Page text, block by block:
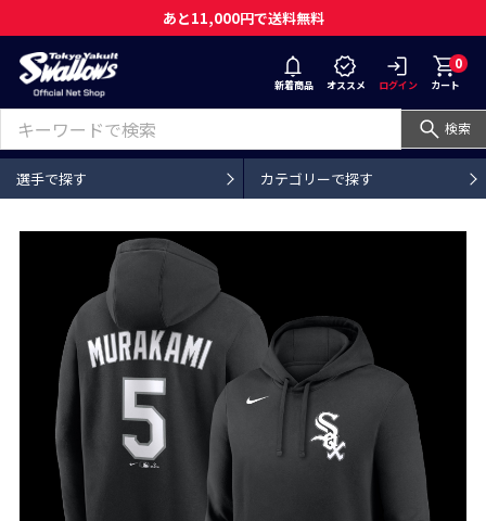
あと11,000円で送料無料
新着商品 オススメ ログイン
0
カート
検索
選手で探す カテゴリーで探す